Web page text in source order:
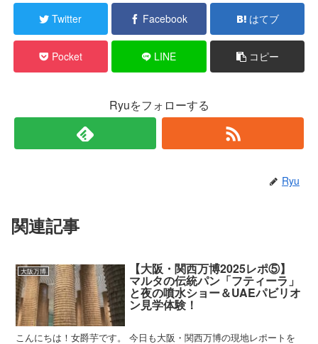
Twitter Facebook はてブ
Pocket LINE コピー
Ryuをフォローする
Ryu
関連記事
大阪万博 【大阪・関西万博2025レポ⑤】
マルタの伝統パン「フティーラ」
と夜の噴水ショー＆UAEパビリオ
ン見学体験！
こんにちは！女爵芋です。 今日も大阪・関西万博の現地レポートを